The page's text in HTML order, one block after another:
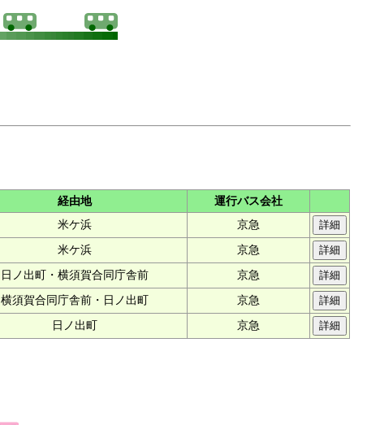
経由地
運行バス会社
米ケ浜 京急
米ケ浜 京急
日ノ出町・横須賀合同庁舎前 京急
横須賀合同庁舎前・日ノ出町 京急
日ノ出町 京急